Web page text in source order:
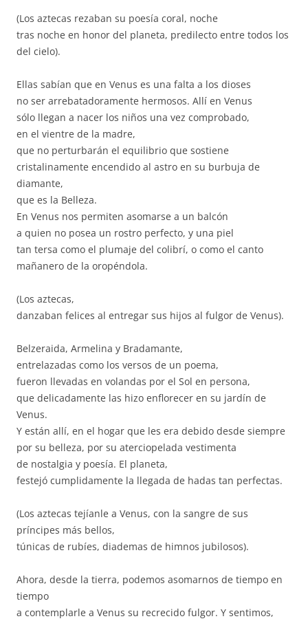
(Los aztecas rezaban su poesía coral, noche
tras noche en honor del planeta, predilecto entre todos los
del cielo).
Ellas sabían que en Venus es una falta a los dioses
no ser arrebatadoramente hermosos. Allí en Venus
sólo llegan a nacer los niños una vez comprobado,
en el vientre de la madre,
que no perturbarán el equilibrio que sostiene
cristalinamente encendido al astro en su burbuja de
diamante,
que es la Belleza.
En Venus nos permiten asomarse a un balcón
a quien no posea un rostro perfecto, y una piel
tan tersa como el plumaje del colibrí, o como el canto
mañanero de la oropéndola.
(Los aztecas,
danzaban felices al entregar sus hijos al fulgor de Venus).
Belzeraida, Armelina y Bradamante,
entrelazadas como los versos de un poema,
fueron llevadas en volandas por el Sol en persona,
que delicadamente las hizo enflorecer en su jardín de
Venus.
Y están allí, en el hogar que les era debido desde siempre
por su belleza, por su aterciopelada vestimenta
de nostalgia y poesía. El planeta,
festejó cumplidamente la llegada de hadas tan perfectas.
(Los aztecas tejíanle a Venus, con la sangre de sus
príncipes más bellos,
túnicas de rubíes, diademas de himnos jubilosos).
Ahora, desde la tierra, podemos asomarnos de tiempo en
tiempo
a contemplarle a Venus su recrecido fulgor. Y sentimos,